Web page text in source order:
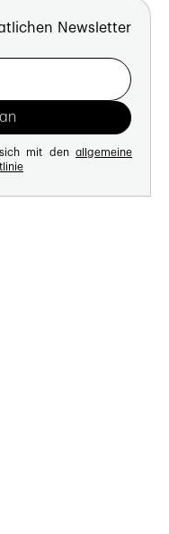
Newsletter
mit den allgemeine